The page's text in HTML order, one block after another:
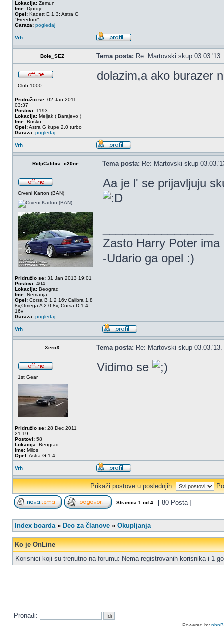
Lokacija: Zemun
Ime: Djordje
Opel: Kadett E 1.3; Astra G
"Freedom"
Garaza: pogledaj
Vrh
Bole_SEZ Tema posta: Re: Martovski skup
Club 1000
Pridružio se: 02 Jan 2011
03:37
Postovi: 1193
Lokacija: Meljak ( Barajevo )
Ime: Boško
Opel:Astra G kupe 2.0 turbo
Garaza: pogledaj
dolazim,a ako burazer
Vrh
RidjiCalibra_c20ne Tema posta: Re: Martovski skup
Crveni Karton (BAN)
Pridružio se: 31 Jan 2013 19:01
Postovi: 404
Lokacija: Beograd
Ime: Nemanja
Opel: Corsa B 1.2 16v,Calibra 1.8
8v,Omega A 2.0 8v, Corsa D 1.4
16v
Garaza: pogledaj
Aa je l' se prijavljuju
Zasto Harry Poter ima
-Udario ga opel :)
Vrh
XeroX Tema posta: Re: Martovski skup
1st Gear
Pridružio se: 28 Dec 2011
21:19
Postovi: 58
Lokacija: Beograd
Ime: Milos
Opel:Astra G 1.4
Vidimo se
Vrh
Prikaži postove u poslednjih:
Stranica 1 od 4 [ 80 Posta ]
Index boarda» Deo za članove » Okupljanja
Ko je OnLine
Korisnici koji su trenutno na forumu: Nema registrovanih korisnika i 1
Pronađi: